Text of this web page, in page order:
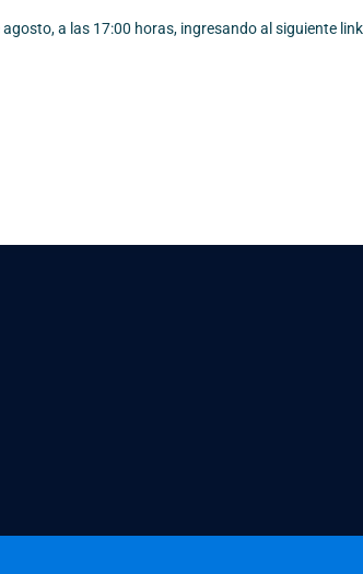
a las 17:00 horas, ingresando al siguiente